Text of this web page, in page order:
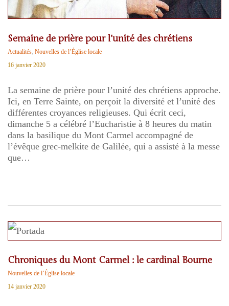
Semaine de prière pour l’unité des chrétiens
Actualités, Nouvelles de l’Église locale
16 janvier 2020
La semaine de prière pour l’unité des chrétiens approche.
Ici, en Terre Sainte, on perçoit la diversité et l’unité des
différentes croyances religieuses. Qui écrit ceci,
dimanche 5 a célébré l’Eucharistie à 8 heures du matin
dans la basilique du Mont Carmel accompagné de
l’évêque grec-melkite de Galilée, qui a assisté à la messe
que…
Chroniques du Mont Carmel : le cardinal Bourne
Nouvelles de l’Église locale
14 janvier 2020